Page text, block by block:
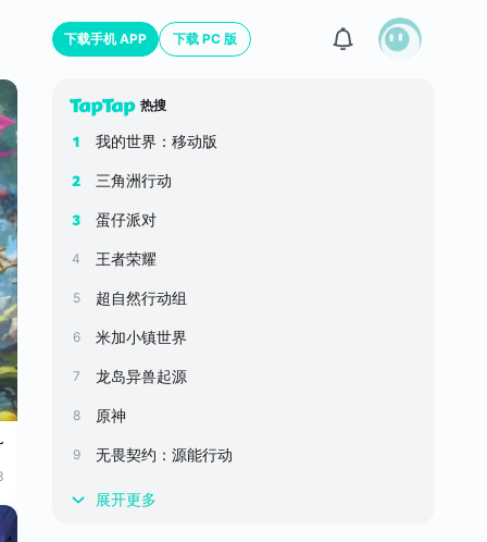
下载手机 APP 下载 PC 版
热搜
1 我的世界：移动版
2 三角洲行动
3 蛋仔派对
4 王者荣耀
5 超自然行动组
6 米加小镇世界
7 龙岛异兽起源
8 原神
9 无畏契约：源能行动
展开更多